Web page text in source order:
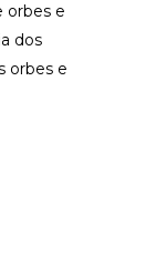
orbes e
dos
orbes e